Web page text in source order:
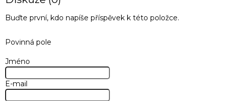
Buďte první, kdo napíše příspěvek k této položce.
Povinná pole
Jméno
E-mail